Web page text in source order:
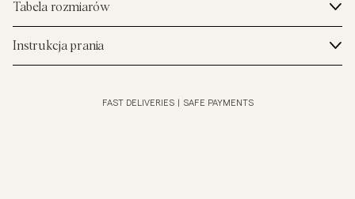
Tabela rozmiarów
Instrukcja prania
FAST DELIVERIES SAFE PAYMENTS